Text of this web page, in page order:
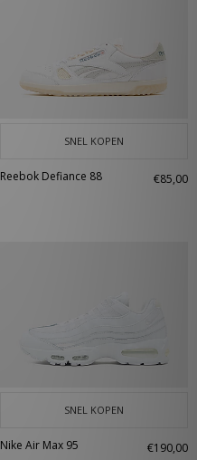
SNEL KOPEN
Reebok Defiance 88 €85,00
SNEL KOPEN
Nike Air Max 95 €190,00